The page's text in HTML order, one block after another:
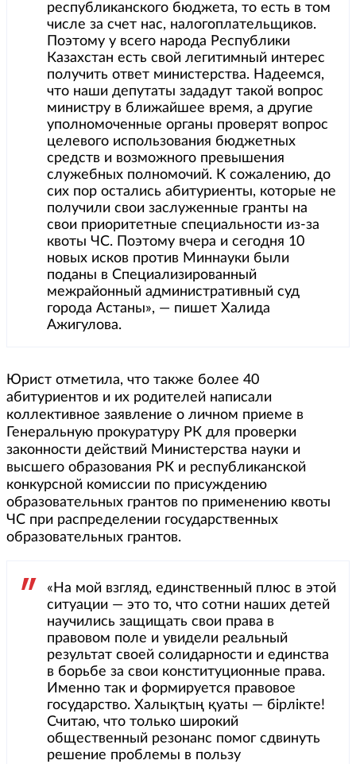
республиканского бюджета, то есть в том
числе за счет нас, налогоплательщиков.
Поэтому у всего народа Республики
Казахстан есть свой легитимный интерес
получить ответ министерства. Надеемся,
что наши депутаты зададут такой вопрос
министру в ближайшее время, а другие
уполномоченные органы проверят вопрос
целевого использования бюджетных
средств и возможного превышения
служебных полномочий. К сожалению, до
сих пор остались абитуриенты, которые не
получили свои заслуженные гранты на
свои приоритетные специальности из-за
квоты ЧС. Поэтому вчера и сегодня 10
новых исков против Миннауки были
поданы в Специализированный
межрайонный административный суд
города Астаны», — пишет Халида
Ажигулова.
Юрист отметила, что также более 40
абитуриентов и их родителей написали
коллективное заявление о личном приеме в
Генеральную прокуратуру РК для проверки
законности действий Министерства науки и
высшего образования РК и республиканской
конкурсной комиссии по присуждению
образовательных грантов по применению квоты
ЧС при распределении государственных
образовательных грантов.
«На мой взгляд, единственный плюс в этой
ситуации — это то, что сотни наших детей
научились защищать свои права в
правовом поле и увидели реальный
результат своей солидарности и единства
в борьбе за свои конституционные права.
Именно так и формируется правовое
государство. Халықтың қуаты — бірлікте!
Считаю, что только широкий
общественный резонанс помог сдвинуть
решение проблемы в пользу